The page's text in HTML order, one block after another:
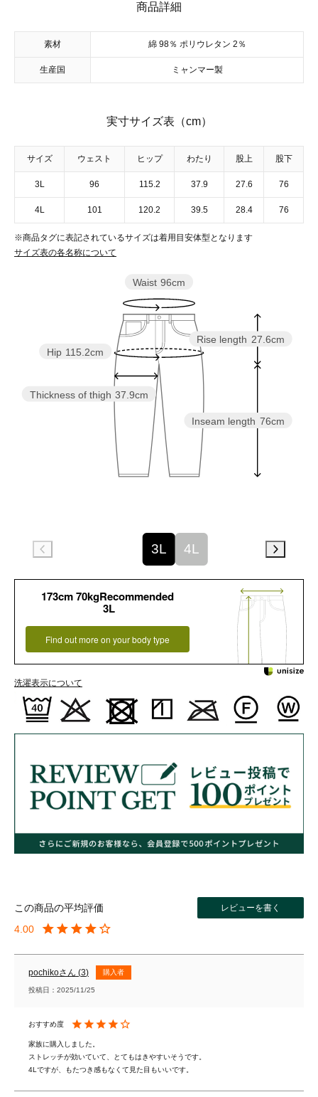
商品詳細
素材 綿 98％ ポリウレタン 2％
生産国 ミャンマー製
実寸サイズ表（cm）
サイズ ウェスト ヒップ わたり 股上 股下
3L 96 115.2 37.9 27.6 76
4L 101 120.2 39.5 28.4 76
※商品タグに表記されているサイズは着用目安体型となります
サイズ表の各名称について
Inseam length 76cm
Rise length 27.6cm
Thickness of thigh 37.9cm
Hip 115.2cm
Waist 96cm
3L 4L
173cm 70kgRecommended
3L
Find out more on your body type
洗濯表示について
4.00
pochiko 3 購入者
投稿日 2025/11/25
家族に購入しました。
ストレッチが効いていて、とてもはきやすいそうです。
4Lですが、もたつき感もなくて見た目もいいです。
レビューを書く